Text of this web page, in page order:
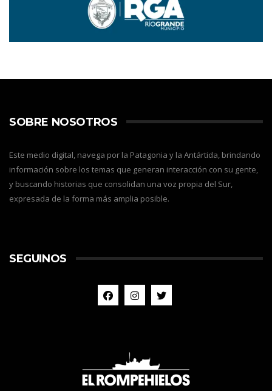
SOBRE NOSOTROS
Este medio digital, navega por la Patagonia y la Antártida, brindando
información sobre los temas que generan interacción con su gente,
y buscando historias que consolidan una voz propia del Sur,
expresada de la forma más amplia posible.
SEGUINOS